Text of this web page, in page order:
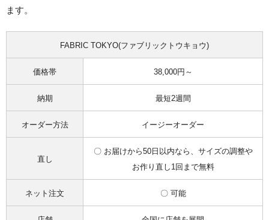
ます。
FABRIC TOKYO(ファブリックトウキョウ)
価格帯 38,000円～
納期 最短2週間
オーダー方法 イージーオーダー
直し
〇 お届けから50日以内なら、サイズの調整や
お作り直し1回まで無料
ネット注文 〇 可能